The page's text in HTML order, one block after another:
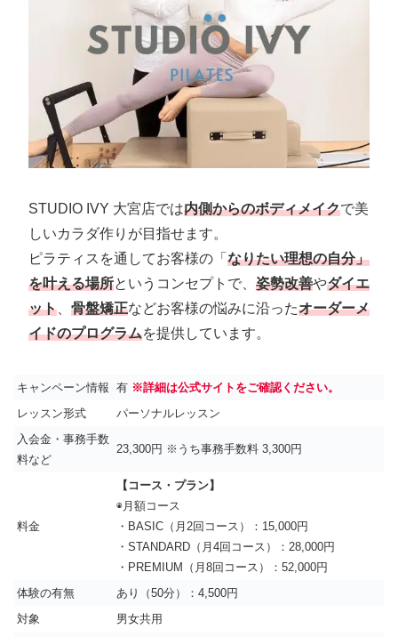
STUDIO IVY 大宮店では内側からのボディメイクで美
しいカラダ作りが目指せます。
ピラティスを通してお客様の「 なりたい理想の自分」
を叶える場所というコンセプトで、 姿勢改善やダイエ
ット
骨盤矯正などお客様の悩みに沿ったオーダーメ
イドのプログラムを提供しています。
キャンペーン情報 有 ※詳細は公式サイトをご確認ください。
レッスン形式
パーソナルレッスン
入会金・事務手数
料など
23,300円 ※うち事務手数料 3,300円
料金
【コース・プラン】
◉月額コース
・BASIC（月2回コース）：15,000円
・STANDARD（月4回コース）：28,000円
・PREMIUM（月8回コース）：52,000円
体験の有無
あり（50分）：4,500円
対象
男女共用